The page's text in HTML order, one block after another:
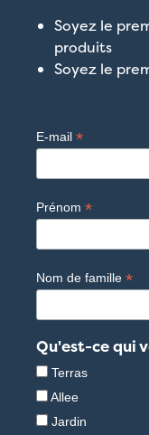
Soyez le
produits
Soyez le
E-mail *
Prénom *
Nom de famille *
Qu'est-ce qui
Terras
Allee
Jardin